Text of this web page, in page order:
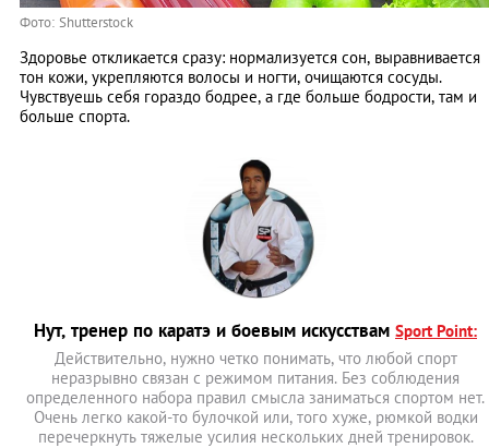
Фото: Shutterstock
Здоровье откликается сразу: нормализуется сон, выравнивается
тон кожи, укрепляются волосы и ногти, очищаются сосуды.
Чувствуешь себя гораздо бодрее, а где больше бодрости, там и
больше спорта.
Нут, тренер по каратэ и боевым искусствам Sport Point:
Действительно, нужно четко понимать, что любой спорт
неразрывно связан с режимом питания. Без соблюдения
определенного набора правил смысла заниматься спортом нет.
Очень легко какой-то булочкой или, того хуже, рюмкой водки
перечеркнуть тяжелые усилия нескольких дней тренировок.